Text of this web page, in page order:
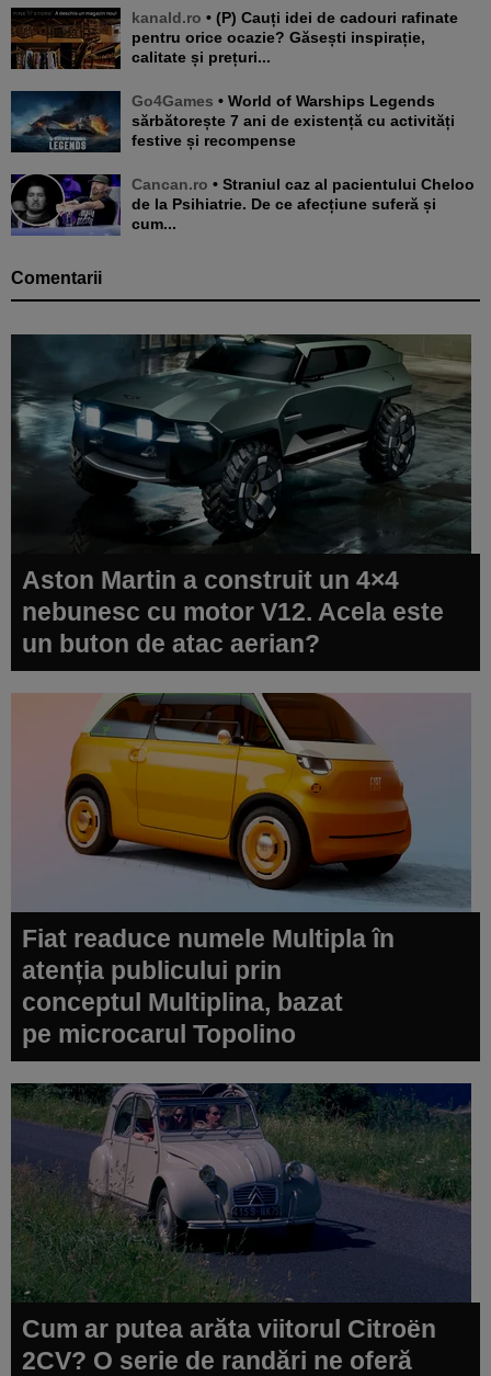
kanald.ro • (P) Cauți idei de cadouri rafinate
pentru orice ocazie? Găsești inspirație,
calitate și prețuri...
Go4Games • World of Warships Legends
sărbătorește 7 ani de existență cu activități
festive și recompense
Cancan.ro • Straniul caz al pacientului Cheloo
de la Psihiatrie. De ce afecțiune suferă și
cum...
Comentarii
Aston Martin a construit un 4×4
nebunesc cu motor V12. Acela este
un buton de atac aerian?
Fiat readuce numele Multipla în
atenția publicului prin
conceptul Multiplina, bazat
pe microcarul Topolino
Cum ar putea arăta viitorul Citroën
2CV? O serie de randări ne oferă